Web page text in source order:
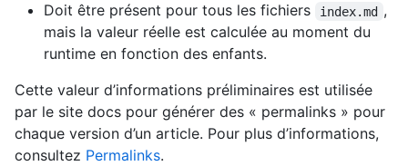
Doit être présent pour tous les fichiers
index.md ,
mais la valeur réelle est calculée au moment du
runtime en fonction des enfants.
Cette valeur d’informations préliminaires est utilisée
par le site docs pour générer des « permalinks » pour
chaque version d’un article. Pour plus d’informations,
consultez Permalinks.